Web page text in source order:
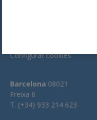
Configurar cookies
Barcelona 08021
Freixa 6
T. (+34) 933 214 623